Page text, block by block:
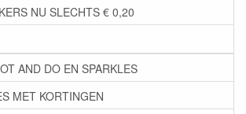
NU SLECHTS € 0,20
AND DO EN SPARKLES
MET KORTINGEN